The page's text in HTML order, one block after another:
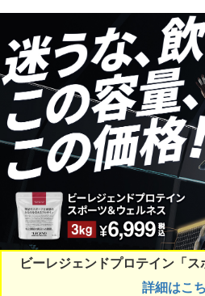
ビーレジェンドプロテイン「
詳細はこ